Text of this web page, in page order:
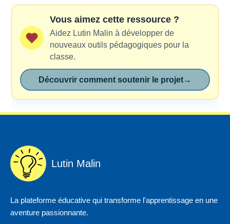
Vous aimez cette ressource ?
Aidez Lutin Malin à développer de
nouveaux outils pédagogiques pour la
classe.
Découvrir comment soutenir le projet→
Lutin Malin
La plateforme éducative qui transforme l'apprentissage en une
aventure passionnante.